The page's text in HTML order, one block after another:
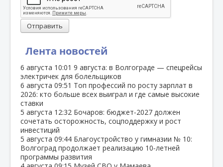
Лента новостей
6 августа 10:01 9 августа: в Волгограде — спецрейсы
электричек для болельщиков
6 августа 09:51 Топ профессий по росту зарплат в
2026: кто больше всех выиграл и где самые высокие
ставки
5 августа 12:32 Бочаров: бюджет‑2027 должен
сочетать осторожность, соцподдержку и рост
инвестиций
5 августа 09:44 Благоустройство у гимназии № 10:
Волгоград продолжает реализацию 10‑летней
программы развития
Отправить